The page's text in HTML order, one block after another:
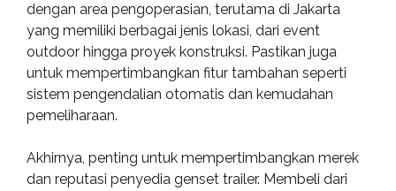
dengan area pengoperasian, terutama di Jakarta
yang memiliki berbagai jenis lokasi, dari event
outdoor hingga proyek konstruksi. Pastikan juga
untuk mempertimbangkan fitur tambahan seperti
sistem pengendalian otomatis dan kemudahan
pemeliharaan.
Akhirnya, penting untuk mempertimbangkan merek
dan reputasi penyedia genset trailer. Membeli dari